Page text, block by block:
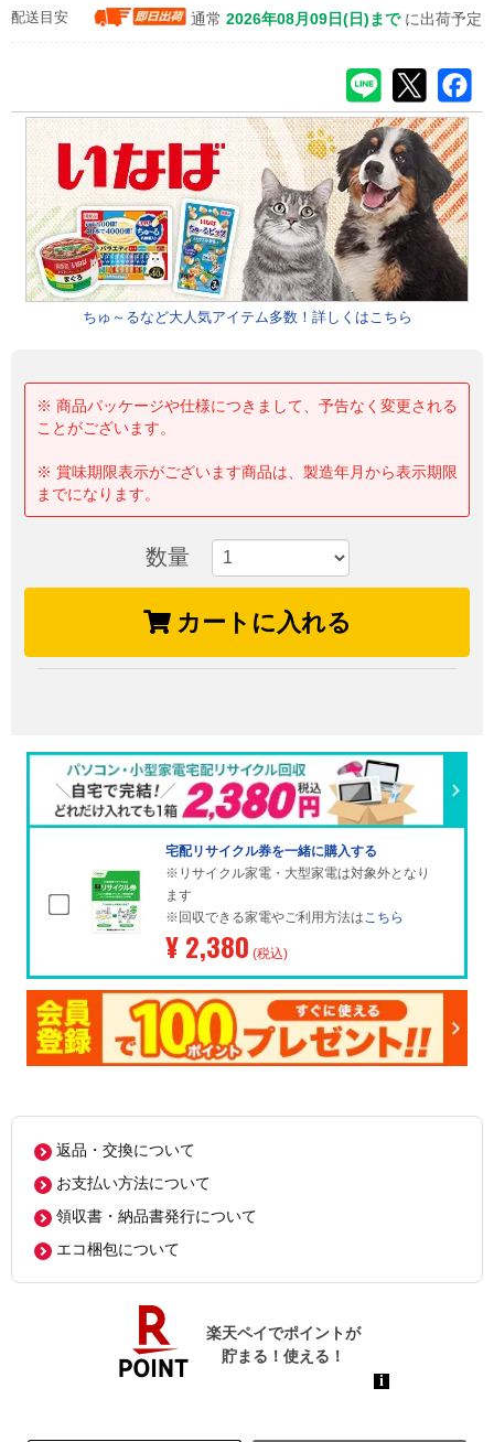
配送目安 通常 2026年08月09日(日)まで に出荷予定
ちゅ～るなど大人気アイテム多数！詳しくはこちら
※ 商品パッケージや仕様につきまして、予告なく変更される
ことがございます。
※ 賞味期限表示がございます商品は、製造年月から表示期限
までになります。
数量
カートに入れる
宅配リサイクル券を一緒に購入する
※リサイクル家電・大型家電は対象外となり
ます
※回収できる家電やご利用方法はこちら
¥ 2,380 (税込)
返品・交換について
お支払い方法について
領収書・納品書発行について
エコ梱包について